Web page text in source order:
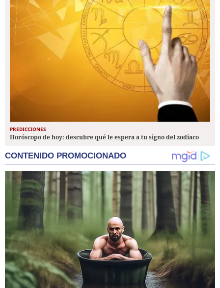
PREDICCIONES
Horóscopo de hoy: descubre qué le espera a tu signo del zodiaco
CONTENIDO PROMOCIONADO